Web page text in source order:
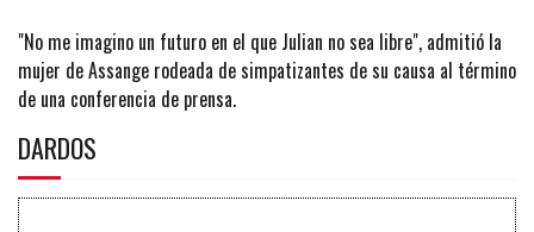
"No me imagino un futuro en el que Julian no sea libre", admitió la
mujer de Assange rodeada de simpatizantes de su causa al término
de una conferencia de prensa.
DARDOS